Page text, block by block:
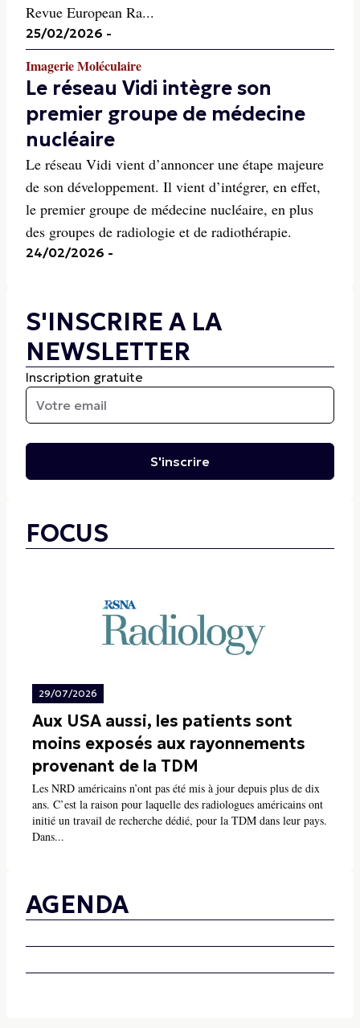
Revue European Ra...
25/02/2026 -
Imagerie Moléculaire
Le réseau Vidi intègre son
premier groupe de médecine
nucléaire
Le réseau Vidi vient d’annoncer une étape majeure
de son développement. Il vient d’intégrer, en effet,
le premier groupe de médecine nucléaire, en plus
des groupes de radiologie et de radiothérapie.
24/02/2026 -
S'INSCRIRE A LA
NEWSLETTER
Inscription gratuite
S'inscrire
FOCUS
29/07/2026
Aux USA aussi, les patients sont
moins exposés aux rayonnements
provenant de la TDM
Les NRD américains n’ont pas été mis à jour depuis plus de dix
ans. C’est la raison pour laquelle des radiologues américains ont
initié un travail de recherche dédié, pour la TDM dans leur pays.
Dans...
AGENDA